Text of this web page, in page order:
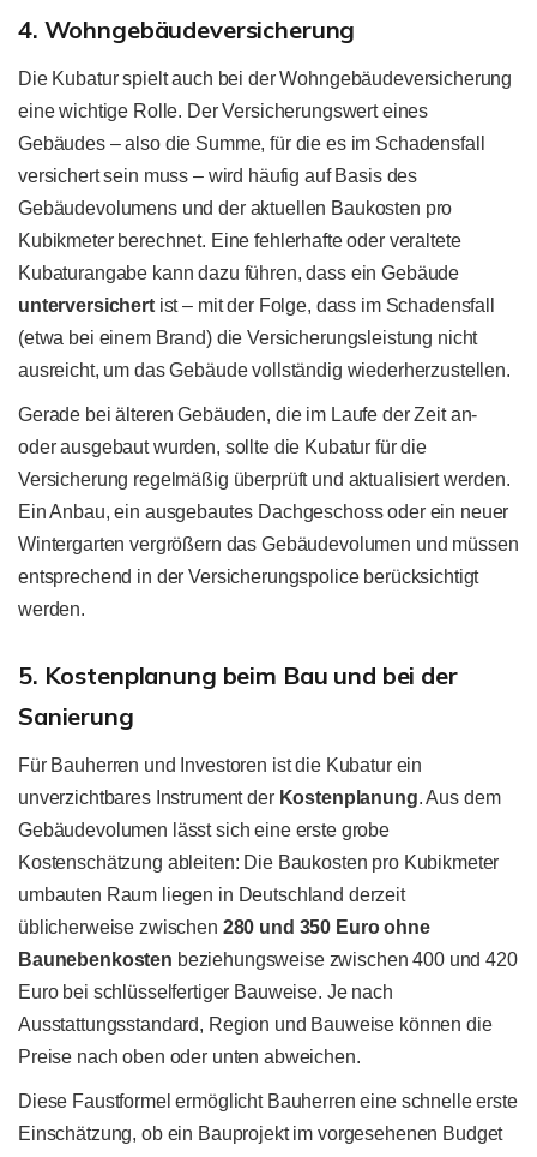
4. Wohngebäudeversicherung
Die Kubatur spielt auch bei der Wohngebäudeversicherung
eine wichtige Rolle. Der Versicherungswert eines
Gebäudes – also die Summe, für die es im Schadensfall
versichert sein muss – wird häufig auf Basis des
Gebäudevolumens und der aktuellen Baukosten pro
Kubikmeter berechnet. Eine fehlerhafte oder veraltete
Kubaturangabe kann dazu führen, dass ein Gebäude
unterversichertist – mit der Folge, dass im Schadensfall
(etwa bei einem Brand) die Versicherungsleistung nicht
ausreicht, um das Gebäude vollständig wiederherzustellen.
Gerade bei älteren Gebäuden, die im Laufe der Zeit an-
oder ausgebaut wurden, sollte die Kubatur für die
Versicherung regelmäßig überprüft und aktualisiert werden.
Ein Anbau, ein ausgebautes Dachgeschoss oder ein neuer
Wintergarten vergrößern das Gebäudevolumen und müssen
entsprechend in der Versicherungspolice berücksichtigt
werden.
5. Kostenplanung beim Bau und bei der
Sanierung
Für Bauherren und Investoren ist die Kubatur ein
unverzichtbares Instrument der Kostenplanung. Aus dem
Gebäudevolumen lässt sich eine erste grobe
Kostenschätzung ableiten: Die Baukosten pro Kubikmeter
umbauten Raum liegen in Deutschland derzeit
üblicherweise zwischen 280 und 350 Euro ohne
Baunebenkosten beziehungsweise zwischen 400 und 420
Euro bei schlüsselfertiger Bauweise. Je nach
Ausstattungsstandard, Region und Bauweise können die
Preise nach oben oder unten abweichen.
Diese Faustformel ermöglicht Bauherren eine schnelle erste
Einschätzung, ob ein Bauprojekt im vorgesehenen Budget